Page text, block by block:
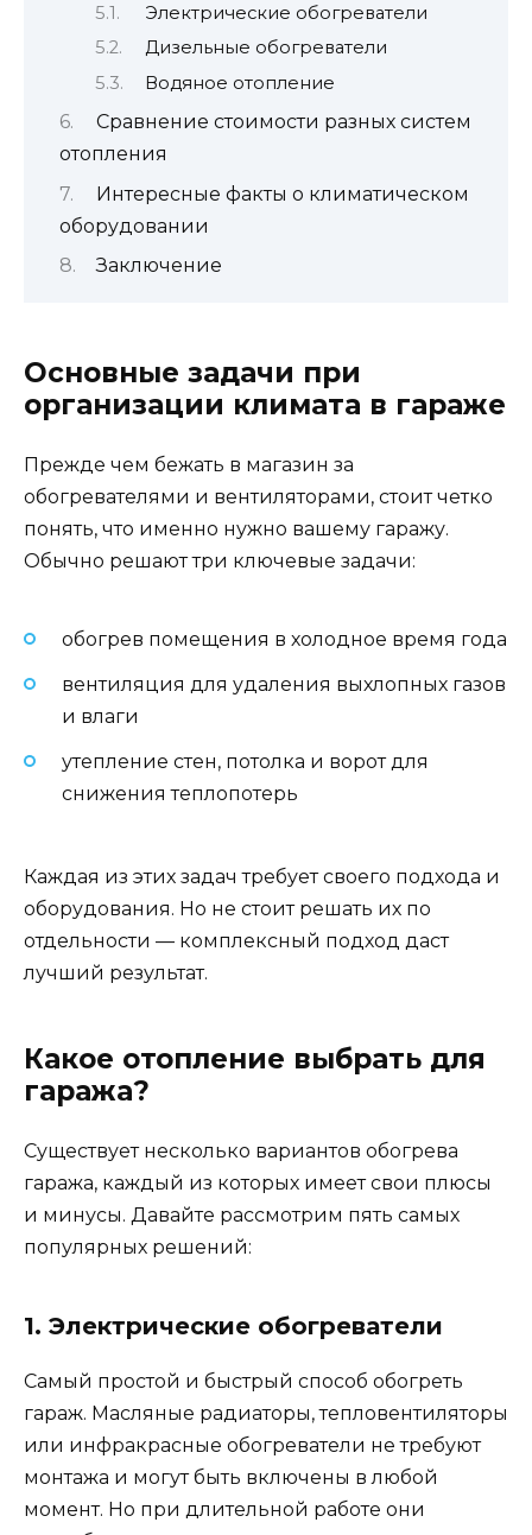
Электрические обогреватели
Дизельные обогреватели
Водяное отопление
Сравнение стоимости разных систем
отопления
Интересные факты о климатическом
оборудовании
Заключение
Основные задачи при
организации климата в гараже
Прежде чем бежать в магазин за
обогревателями и вентиляторами, стоит четко
понять, что именно нужно вашему гаражу.
Обычно решают три ключевые задачи:
обогрев помещения в холодное время года
вентиляция для удаления выхлопных газов
и влаги
утепление стен, потолка и ворот для
снижения теплопотерь
Каждая из этих задач требует своего подхода и
оборудования. Но не стоит решать их по
отдельности — комплексный подход даст
лучший результат.
Какое отопление выбрать для
гаража?
Существует несколько вариантов обогрева
гаража, каждый из которых имеет свои плюсы
и минусы. Давайте рассмотрим пять самых
популярных решений:
1. Электрические обогреватели
Самый простой и быстрый способ обогреть
гараж. Масляные радиаторы, тепловентиляторы
или инфракрасные обогреватели не требуют
монтажа и могут быть включены в любой
момент. Но при длительной работе они